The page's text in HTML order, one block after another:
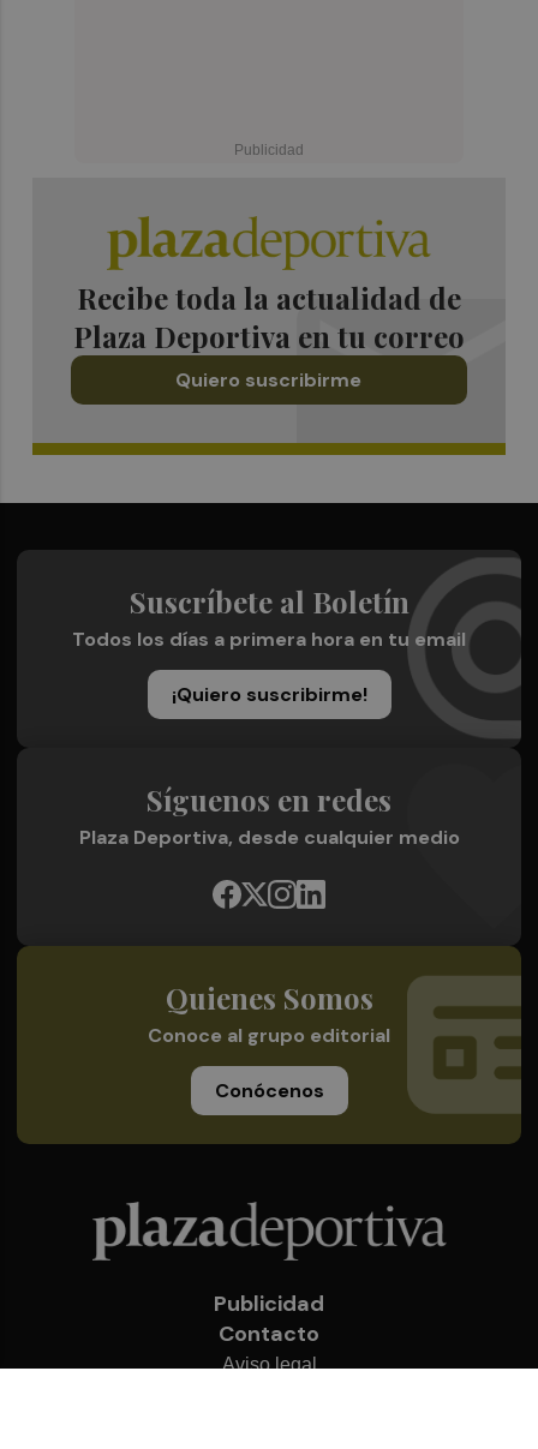
Recibe toda la actualidad de
Plaza Deportiva en tu correo
Quiero suscribirme
Suscríbete al Boletín
Todos los días a primera hora en tu email
¡Quiero suscribirme!
Síguenos en redes
Plaza Deportiva, desde cualquier medio
Quienes Somos
Conoce al grupo editorial
Conócenos
Publicidad
Contacto
Aviso legal